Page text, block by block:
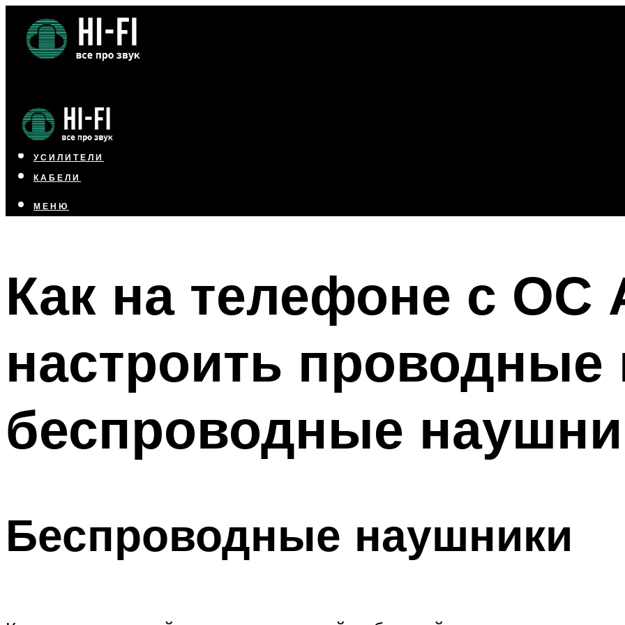
НАУШНИКИ
АКУСТИКА
УСИЛИТЕЛИ
КАБЕЛИ
МЕНЮ
Как на телефоне с ОС
настроить проводные
беспроводные
Беспроводные наушники